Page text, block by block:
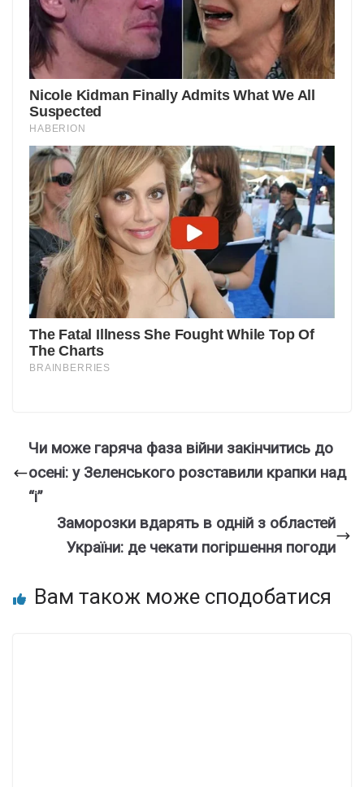
Чи може гаряча фаза війни закінчитись до
осені: у Зеленського розставили крапки над
“і”
Заморозки вдарять в одній з областей
України: де чекати погіршення погоди
Вам також може сподобатися